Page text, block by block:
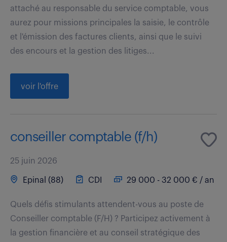
attaché au responsable du service comptable, vous
aurez pour missions principales la saisie, le contrôle
et l'émission des factures clients, ainsi que le suivi
des encours et la gestion des litiges...
voir l'offre
conseiller comptable (f/h)
25 juin 2026
Epinal (88) CDI 29 000 - 32 000 € / an
Quels défis stimulants attendent-vous au poste de
Conseiller comptable (F/H) ? Participez activement à
la gestion financière et au conseil stratégique des